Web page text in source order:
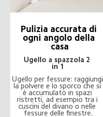
Pulizia accurata di
ogni angolo della
casa
Ugello a spazzola 2
in 1
Ugello per fessure: raggiungi
la polvere e lo sporco che si
è accumulato in spazi
ristretti, ad esempio tra i
cuscini del divano o nelle
fessure delle finestre.